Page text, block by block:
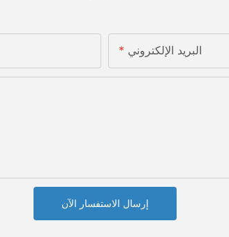
البريد الإلكتروني
إرسال الاستفسار الآن